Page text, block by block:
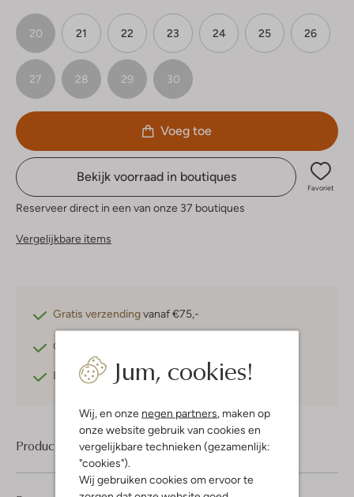
Jum, cookies!
Wij, en onze negen partners , maken op
onze website gebruik van cookies en
vergelijkbare technieken (gezamenlijk:
"cookies").
Wij gebruiken cookies om ervoor te
20 21 22 23 24 25 26
27 28 29 30
Voeg toe
Bekijk voorraad in boutiques
Favoriet
Reserveer direct in een van onze 37 boutiques
Vergelijkbare items
Gratis verzendingvanaf €75,-
Gratis retourneren
Betaal achterafmet Klarna
Product informatie